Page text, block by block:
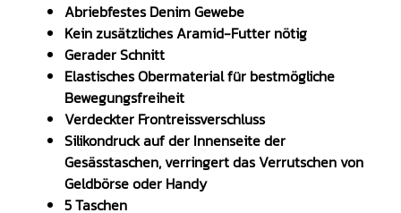
Abriebfestes Denim Gewebe
Kein zusätzliches Aramid-Futter nötig
Gerader Schnitt
Elastisches Obermaterial für bestmögliche
Bewegungsfreiheit
Verdeckter Frontreissverschluss
Silikondruck auf der Innenseite der
Gesässtaschen, verringert das Verrutschen von
Geldbörse oder Handy
5 Taschen